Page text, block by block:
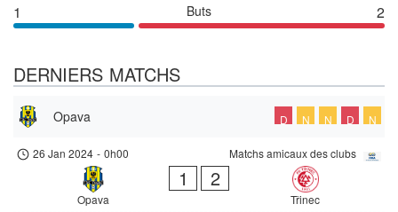
1 Buts 2
DERNIERS MATCHS
Opava D N N D N
Matchs amicaux des clubs
26 Jan 2024 - 0h00
Opava
1 2
Třinec